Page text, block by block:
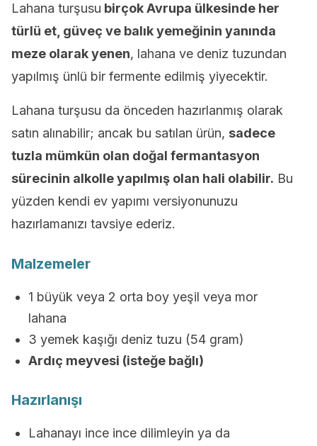
Lahana turşusu birçok Avrupa ülkesinde her
türlü et, güveç ve balık yemeğinin yanında
meze olarak yenen, lahana ve deniz tuzundan
yapılmış ünlü bir fermente edilmiş yiyecektir.
Lahana turşusu da önceden hazırlanmış olarak
satın alınabilir; ancak bu satılan ürün, sadece
tuzla mümkün olan doğal fermantasyon
sürecinin alkolle yapılmış olan hali olabilir. Bu
yüzden kendi ev yapımı versiyonunuzu
hazırlamanızı tavsiye ederiz.
Malzemeler
1 büyük veya 2 orta boy yeşil veya mor
lahana
3 yemek kaşığı deniz tuzu (54 gram)
Ardıç meyvesi (isteğe bağlı)
Hazırlanışı
Lahanayı ince ince dilimleyin ya da